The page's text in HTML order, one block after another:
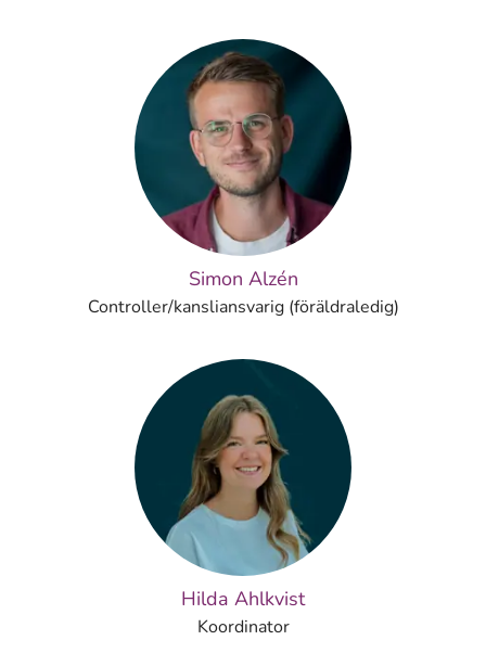
Simon Alzén
Controller/kansliansvarig (föräldraledig)
Hilda Ahlkvist
Koordinator